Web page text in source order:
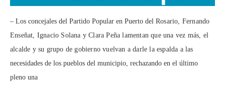
– Los concejales del Partido Popular en Puerto del Rosario, Fernando
Enseñat, Ignacio Solana y Clara Peña lamentan que una vez más, el
alcalde y su grupo de gobierno vuelvan a darle la espalda a las
necesidades de los pueblos del municipio, rechazando en el último
pleno una